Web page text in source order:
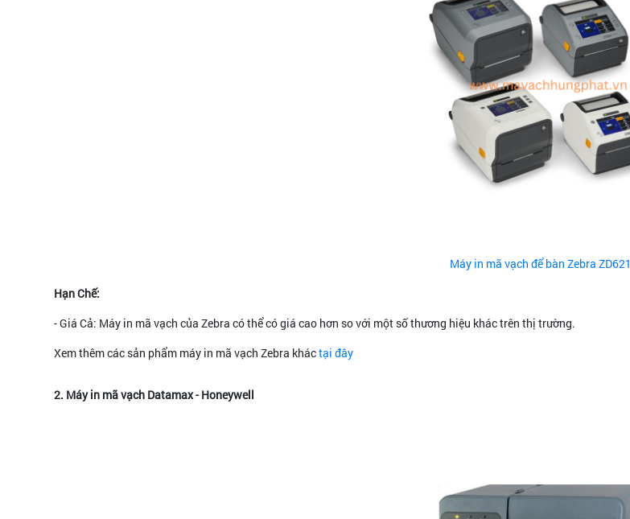
Máy in mã vạch để bàn Zebra ZD621
Hạn Chế:
- Giá Cả: Máy in mã vạch của Zebra có thể có giá cao hơn so với một số thương hiệu khác trên thị trường.
Xem thêm các sản phẩm máy in mã vạch Zebra kháctại đây
2. Máy in mã vạch Datamax - Honeywell